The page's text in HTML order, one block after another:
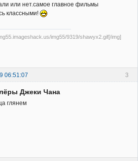
или нет.самое главное фильмы
классными!
img55/9319/shawyx2.gif[/img]
3
06:51:07
Джеки Чана
глянем